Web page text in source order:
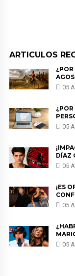
ARTICULOS
¿POR
05
PARA
05
DÍAZ
EN05
¡ES
05
05